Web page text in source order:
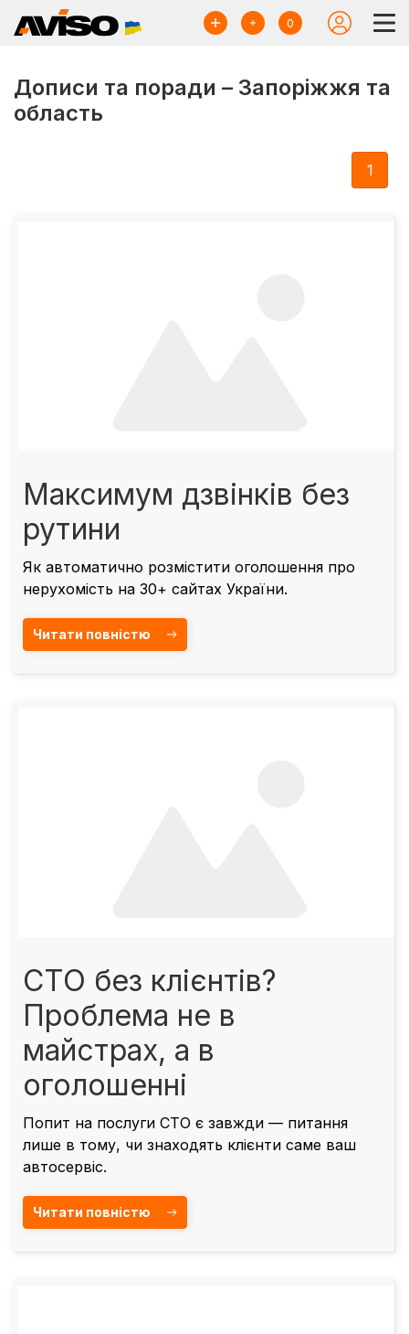
0
Дописи та поради – Запоріжжя та
область
1
Максимум дзвінків без
рутини
Як автоматично розмістити оголошення про
нерухомість на 30+ сайтах України.
Читати повністю
СТО без клієнтів?
Проблема не в
майстрах, а в
оголошенні
Попит на послуги СТО є завжди — питання
лише в тому, чи знаходять клієнти саме ваш
автосервіс.
Читати повністю